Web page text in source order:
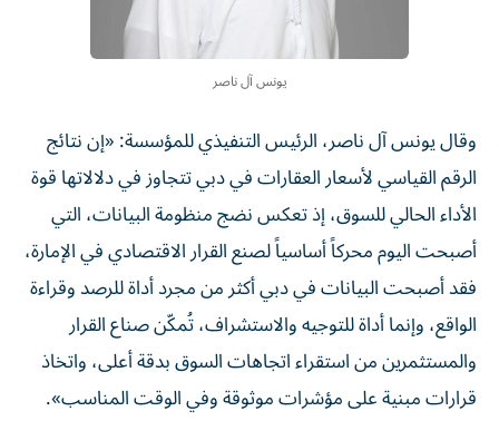
يونس آل ناصر
وقال يونس آل ناصر، الرئيس التنفيذي للمؤسسة: «إن نتائج
الرقم القياسي لأسعار العقارات في دبي تتجاوز في دلالاتها قوة
الأداء الحالي للسوق، إذ تعكس نضج منظومة البيانات، التي
أصبحت اليوم محركاً أساسياً لصنع القرار الاقتصادي في الإمارة،
فقد أصبحت البيانات في دبي أكثر من مجرد أداة للرصد وقراءة
الواقع، وإنما أداة للتوجيه والاستشراف، تُمكّن صناع القرار
والمستثمرين من استقراء اتجاهات السوق بدقة أعلى، واتخاذ
قرارات مبنية على مؤشرات موثوقة وفي الوقت المناسب».